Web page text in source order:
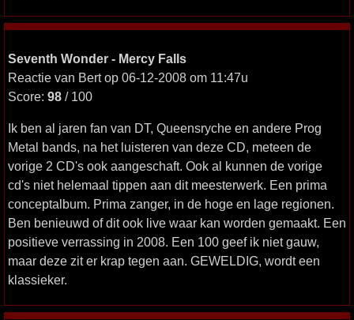
Seventh Wonder - Mercy Falls
Reactie van Bert op 06-12-2008 om 11:47u
Score: 98 / 100
Ik ben al jaren fan van DT, Queensryche en andere Prog
Metal bands, na het luisteren van deze CD, meteen de
vorige 2 CD's ook aangeschaft. Ook al kunnen de vorige
cd's niet helemaal tippen aan dit meesterwerk. Een prima
conceptalbum. Prima zanger, in de hoge en lage regionen.
Ben benieuwd of dit ook live waar kan worden gemaakt. Een
positieve verrassing in 2008. Een 100 geef ik niet gauw,
maar deze zit er krap tegen aan. GEWELDIG, wordt een
klassieker.